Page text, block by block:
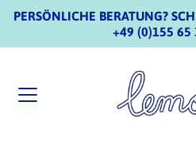
PERSÖNLICHE BERATUNG?
+49 (0)155 65